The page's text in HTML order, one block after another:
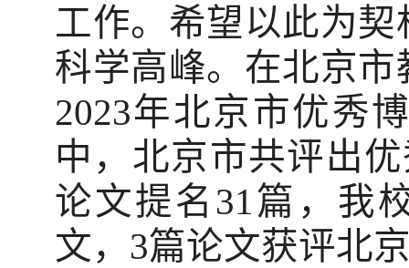
工作。希望以此为
科学高峰。在北京
2023年北京市优秀
中，北京市共评出
论文提名 31篇，我
文， 3篇论文获评北